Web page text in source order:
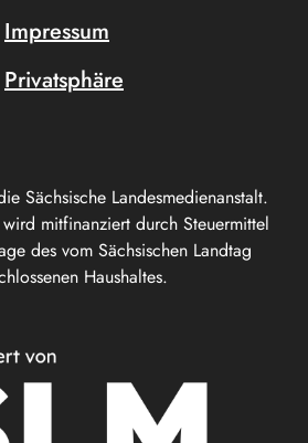
Sächsische Landesmedienanstalt.
mitfinanziert durch Steuermittel
des vom Sächsischen Landtag
Haushaltes.
Impressum
Privatsphäre